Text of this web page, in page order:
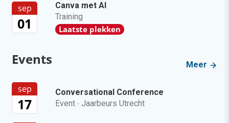
sep
01
Canva met AI
Training
Laatste plekken
Events Meer
sep
17
Conversational Conference
Event · Jaarbeurs Utrecht